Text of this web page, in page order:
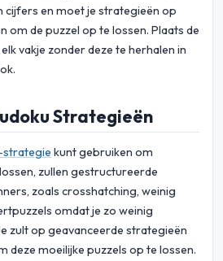
cijfers en moet je strategieën op
om de puzzel op te lossen. Plaats de
vakje zonder deze te herhalen in
Strategieën
strategie kunt gebruiken om
zullen gestructureerde
zoals crosshatching, weinig
omdat je zo weinig
zult op geavanceerde strategieën
deze moeilijke puzzels op te lossen.